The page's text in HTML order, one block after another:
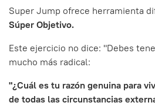
Super Jump ofrece herramienta
Súper Objetivo.
Este ejercicio no dice: "Debes
mucho más radical:
"¿Cuál es tu razón genuina para
de todas las circunstancias